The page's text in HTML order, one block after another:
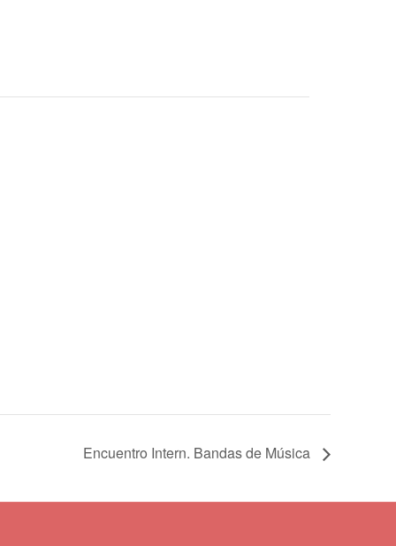
Encuentro Intern. Bandas de Música